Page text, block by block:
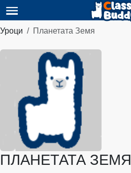
Уроци Планетата Земя
ПЛАНЕТАТА ЗЕМЯ